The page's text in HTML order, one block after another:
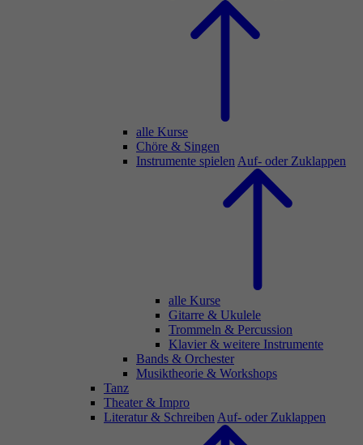
alle Kurse
Chöre & Singen
Instrumente spielen Auf- oder Zuklappen
alle Kurse
Gitarre & Ukulele
Trommeln & Percussion
Klavier & weitere Instrumente
Bands & Orchester
Musiktheorie & Workshops
Tanz
Theater & Impro
Literatur & Schreiben Auf- oder Zuklappen